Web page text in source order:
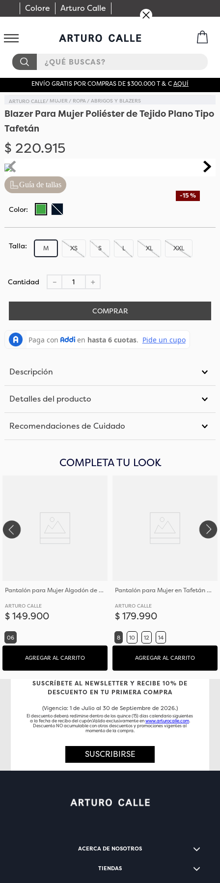
Colore Arturo Calle
¿QUÉ BUSCAS?
ENVÍO GRATIS POR COMPRAS DE $300.000 T & CAQUÍ
MUJER ROPA ABRIGOS Y BLAZERS
Blazer Para Mujer Poliéster de Tejido Plano Tipo
Tafetán
$ 220.915
-15 %
Guía de tallas
Talla XS S
M L XL XXL
Cantidad ＋
－
COMPRAR
Descripción
Detalles del producto
Recomendaciones de Cuidado
COMPLETA TU LOOK
Pantalón para Mujer Algodón de Tejido Plano Tipo Tafetán
ARTURO CALLE
$ 149.900
06
AGREGAR AL CARRITO
Pantalón para Mujer en Tafetán de Poliéster con Elastano
ARTURO CALLE
$ 179.990
8 10 12 14
AGREGAR AL CARRITO
SUSCRÍBETE AL NEWSLETTER Y RECIBE 10% DE
DESCUENTO EN TU PRIMERA COMPRA
(Vigencia: 1 de Julio al 30 de Septiembre de 2026.)
El descuento deberá redimirse dentro de los quince (15) días calendario siguientes
a la fecha de recibo del cupón.Válido exclusivamente enwww.arturocalle.com.
Descuento NO acumulable con otros descuentos y promociones vigentes al
momento de la compra.
SUSCRIBIRSE
ACERCA DE NOSOTROS
TIENDAS